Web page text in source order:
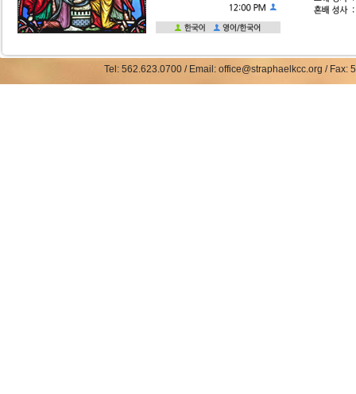
Tel: 562.623.0700 / Email: office@straphaelkcc.org /